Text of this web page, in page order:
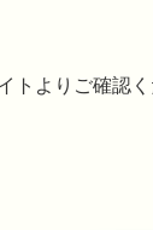
よりご確認く